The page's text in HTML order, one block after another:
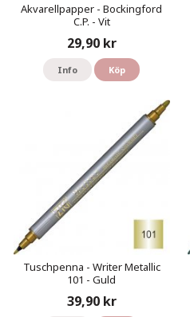
Akvarellpapper - Bockingford
C.P. - Vit
29,90 kr
Info Köp
Tuschpenna - Writer Metallic
101 - Guld
39,90 kr